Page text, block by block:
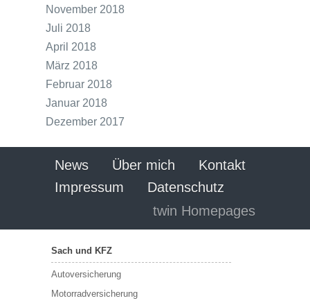
November 2018
Juli 2018
April 2018
März 2018
Februar 2018
Januar 2018
Dezember 2017
News Über mich
Kontakt
Impressum
Datenschutz
twin Homepages
Sach und KFZ
Autoversicherung
Motorradversicherung